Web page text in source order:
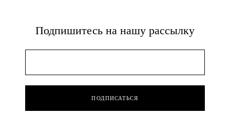
Подпишитесь на нашу рассылку